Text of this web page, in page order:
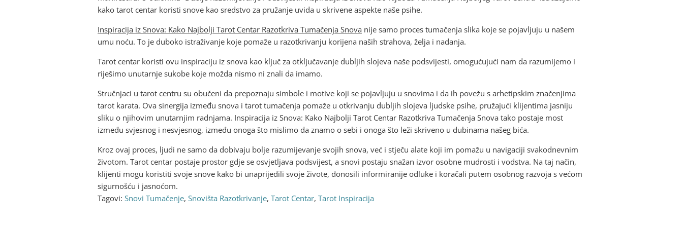
kako tarot centar koristi snove kao sredstvo za pružanje uvida u skrivene aspekte naše psihe.
Inspiracija iz Snova: Kako Najbolji Tarot Centar Razotkriva Tumačenja Snova nije samo proces tumačenja slika koje se pojavljuju u našem
umu noću. To je duboko istraživanje koje pomaže u razotkrivanju korijena naših strahova, želja i nadanja.
Tarot centar koristi ovu inspiraciju iz snova kao ključ za otključavanje dubljih slojeva naše podsvijesti, omogućujući nam da razumijemo i
riješimo unutarnje sukobe koje možda nismo ni znali da imamo.
Stručnjaci u tarot centru su obučeni da prepoznaju simbole i motive koji se pojavljuju u snovima i da ih povežu s arhetipskim značenjima
tarot karata. Ova sinergija između snova i tarot tumačenja pomaže u otkrivanju dubljih slojeva ljudske psihe, pružajući klijentima jasniju
sliku o njihovim unutarnjim radnjama. Inspiracija iz Snova: Kako Najbolji Tarot Centar Razotkriva Tumačenja Snova tako postaje most
između svjesnog i nesvjesnog, između onoga što mislimo da znamo o sebi i onoga što leži skriveno u dubinama našeg bića.
Kroz ovaj proces, ljudi ne samo da dobivaju bolje razumijevanje svojih snova, već i stječu alate koji im pomažu u navigaciji svakodnevnim
životom. Tarot centar postaje prostor gdje se osvjetljava podsvijest, a snovi postaju snažan izvor osobne mudrosti i vodstva. Na taj način,
klijenti mogu koristiti svoje snove kako bi unaprijedili svoje živote, donosili informiranije odluke i koračali putem osobnog razvoja s većom
sigurnošću i jasnoćom.
Tagovi: Snovi Tumačenje, Snovišta Razotkrivanje, Tarot Centar, Tarot Inspiracija